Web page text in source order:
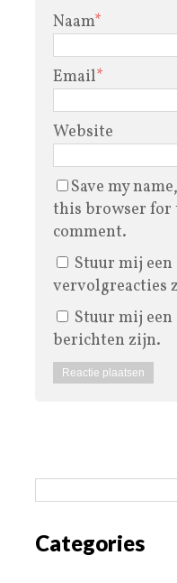
Naam*
Email*
Website
Save my
this browser for
comment.
Stuur mij
vervolgreacties
Stuur mij
berichten zijn.
Categories